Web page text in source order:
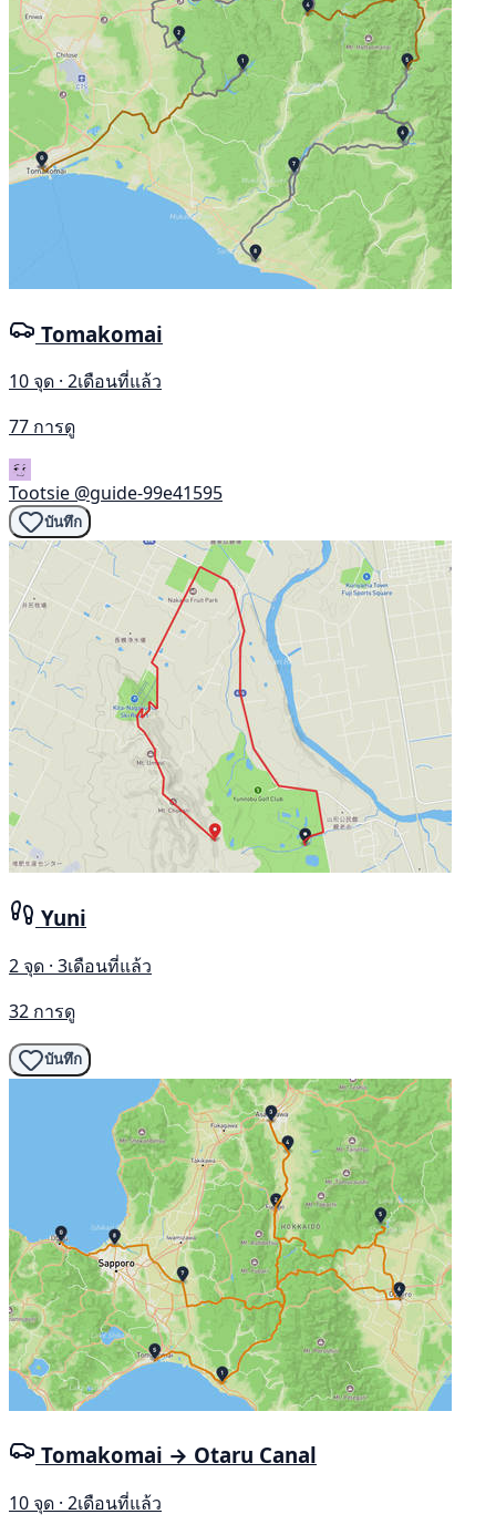
Tomakomai
10 จุด · 2เดือนที่แล้ว
77 การดู
Tootsie @guide-99e41595
บันทึก
Yuni
2 จุด · 3เดือนที่แล้ว
32 การดู
บันทึก
Tomakomai → Otaru Canal
10 จุด · 2เดือนที่แล้ว